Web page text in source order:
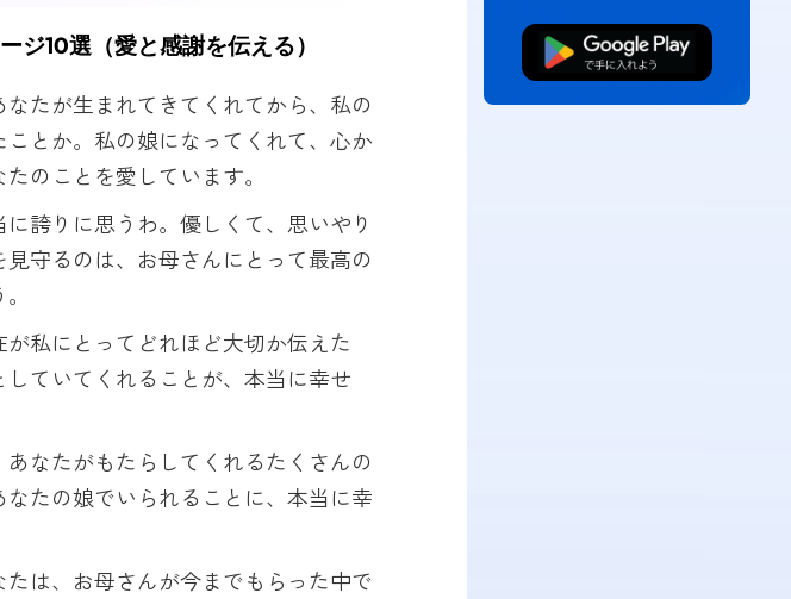
ジ10選（愛と感謝を伝える）
たが生まれてきてくれてから、私の
とか。私の娘になってくれて、心か
のことを愛しています。
誇りに思うわ。優しくて、思いやり
守るのは、お母さんにとって最高の
私にとってどれほど大切か伝えた
ていてくれることが、本当に幸せ
なたがもたらしてくれるたくさんの
たの娘でいられることに、本当に幸
は、お母さんが今までもらった中で
無料ダウンロード